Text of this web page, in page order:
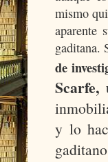
mismo
aparente
gaditana.
de
Scarfe,
y lo